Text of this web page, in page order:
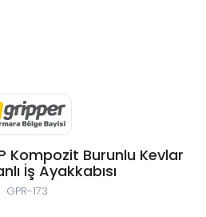
Kompozit Burunlu Kevlar
İş Ayakkabısı
GPR-173